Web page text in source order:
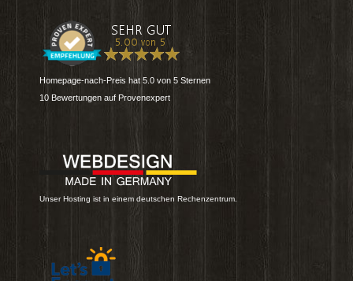
Homepage-nach-Preis hat 5.0 von 5 Sternen
10 Bewertungen auf Provenexpert
Unser Hosting ist in einem deutschen Rechenzentrum.